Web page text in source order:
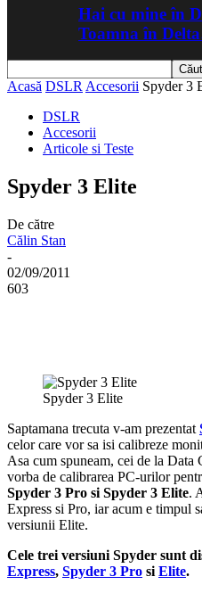
Hai cu mine în
Toamna în
Acasă DSLR Accesorii Spyder 3
DSLR
Accesorii
Articole si Teste
Spyder 3 Elite
De către
Călin Stan
-
02/09/2011
603
Spyder 3 Elite
Saptamana trecuta v-am prezentat
celor care vor sa isi calibreze
Asa cum spuneam, cei de la
vorba de calibrarea PC-urilor
Spyder 3 Pro si Spyder 3 Elite.
Express si Pro, iar acum e timpul
versiunii Elite.
Cele trei versiuni Spyder sunt
Express, Spyder 3 Pro si Elite.